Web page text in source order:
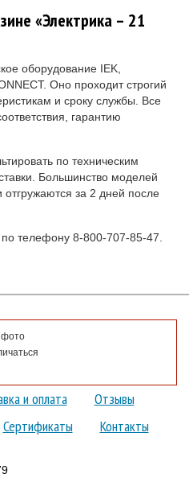
«Электрика – 21
оборудование IEK,
Оно проходит строгий
и сроку службы. Все
гарантию
по техническим
Большинство моделей
за 2 дней после
телефону 8-800-707-85-47.
фото
и оплата
Отзывы
Сертификаты Контакты